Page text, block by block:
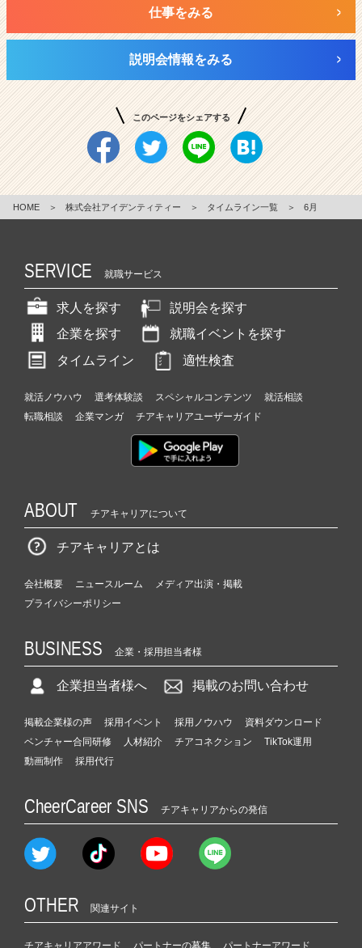
仕事をみる
説明会情報をみる
このページをシェアする
HOME ＞ 株式会社アイデンティティー ＞ タイムライン一覧 ＞ 6月
SERVICE 就職サービス
求人を探す
説明会を探す
企業を探す
就職イベントを探す
タイムライン
適性検査
就活ノウハウ 選考体験談 スペシャルコンテンツ
就活相談
転職相談
企業マンガ チアキャリアユーザーガイド
ABOUT チアキャリアについて
チアキャリアとは
会社概要 ニュースルーム
メディア出演・掲載
プライバシーポリシー
BUSINESS 企業・採用担当者様
企業担当者様へ 掲載のお問い合わせ
掲載企業様の声 採用イベント 採用ノウハウ
資料ダウンロード
ベンチャー合同研修
人材紹介 チアコネクション
TikTok運用
動画制作
採用代行
CheerCareer SNS チアキャリアからの発信
OTHER 関連サイト
チアキャリアアワード パートナーの募集 パートナーアワード